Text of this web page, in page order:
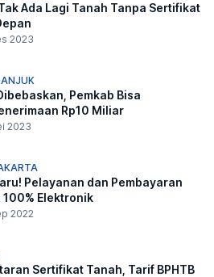
Ada Lagi Tanah Tanpa Sertifikat
2023
Pemkab Bisa
Rp10 Miliar
2023
Pelayanan dan Pembayaran
100% Elektronik
2022
Sertifikat Tanah, Tarif BPHTB